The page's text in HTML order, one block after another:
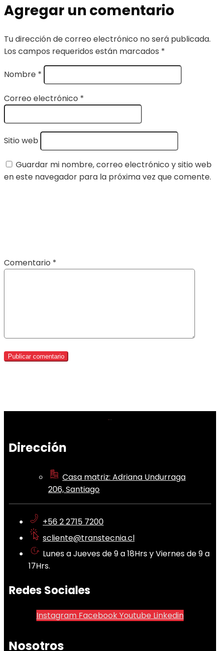
Agregar un comentario
Tu dirección de correo electrónico no será publicada.
Los campos requeridos están marcados *
Nombre *
Correo electrónico *
Sitio web
Guardar mi nombre, correo electrónico y sitio web
en este navegador para la próxima vez que comente.
Comentario *
Dirección
Casa matriz: Adriana Undurraga
206, Santiago
+56 2 2715 7200
scliente@transtecnia.cl
Lunes a Jueves de 9 a 18Hrs y Viernes de 9 a
17Hrs.
Redes Sociales
Instagram FacebookYoutube Linkedin
Nosotros